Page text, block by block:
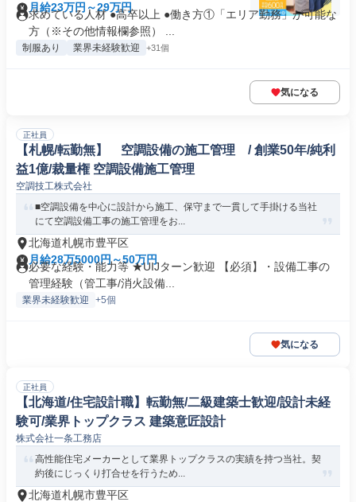
月給23万円～29万円
求めている人材 ●高卒以上 ●働き方①「エリア勤務」が可能な
方（※その他情報欄参照） ...
制服あり 業界未経験歓迎 +31個
気になる
正社員
【札幌/転勤無】 空調設備の施工管理 / 創業50年/純利
益1億/裁量権 空調設備施工管理
空調技工株式会社
■空調設備を中心に設計から施工、保守まで一貫して手掛ける当社
にて空調設備工事の施工管理をお...
北海道札幌市豊平区
月給28万5000円～50万円
必要な経験・能力等 ★UIJターン歓迎 【必須】・設備工事の
管理経験（管工事/消火設備...
業界未経験歓迎 +5個
気になる
正社員
【北海道/住宅設計職】転勤無/二級建築士歓迎/設計未経
験可/業界トップクラス 建築意匠設計
株式会社一条工務店
高性能住宅メーカーとして業界トップクラスの実績を持つ当社。契
約後にじっくり打合せを行うため...
北海道札幌市豊平区